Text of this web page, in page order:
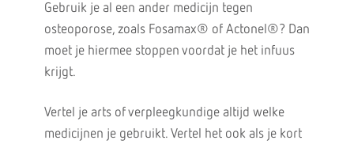
Gebruik je al een ander medicijn tegen
osteoporose, zoals Fosamax® of Actonel®? Dan
moet je hiermee stoppen voordat je het infuus
krijgt.
Vertel je arts of verpleegkundige altijd welke
medicijnen je gebruikt. Vertel het ook als je kort